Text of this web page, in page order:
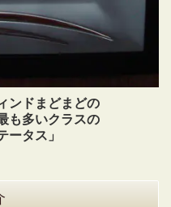
ンドまどまどの
も多いクラスの
ータス」